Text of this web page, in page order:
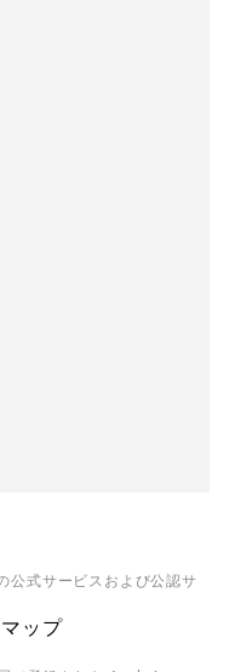
公式サービスおよび公認サ
ップ